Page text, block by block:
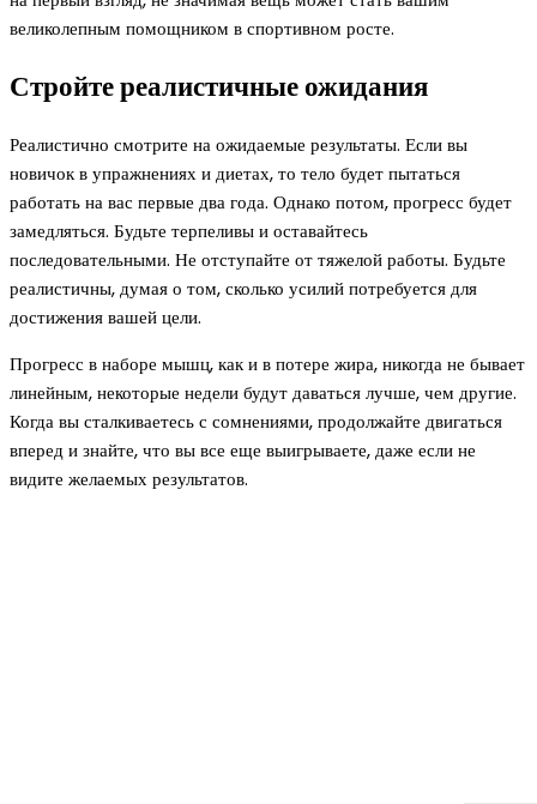
великолепным помощником в спортивном росте.
Стройте реалистичные ожидания
Реалистично смотрите на ожидаемые результаты. Если вы
новичок в упражнениях и диетах, то тело будет пытаться
работать на вас первые два года. Однако потом, прогресс будет
замедляться. Будьте терпеливы и оставайтесь
последовательными. Не отступайте от тяжелой работы. Будьте
реалистичны, думая о том, сколько усилий потребуется для
достижения вашей цели.
Прогресс в наборе мышц, как и в потере жира, никогда не бывает
линейным, некоторые недели будут даваться лучше, чем другие.
Когда вы сталкиваетесь с сомнениями, продолжайте двигаться
вперед и знайте, что вы все еще выигрываете, даже если не
видите желаемых результатов.